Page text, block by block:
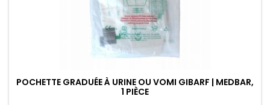
POCHETTE GRADUÉE À URINE OU VOMI GIBARF | MEDBAR,
1 PIÈCE